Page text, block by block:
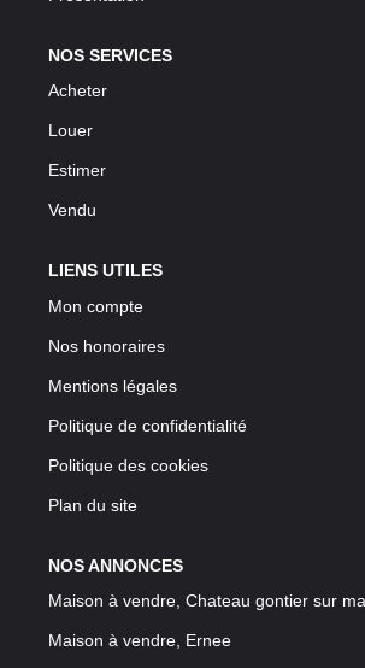
NOS SERVICES
Acheter
Louer
Estimer
Vendu
LIENS UTILES
Mon compte
Nos honoraires
Mentions légales
Politique de confidentialité
Politique des cookies
Plan du site
NOS ANNONCES
Maison à vendre, Chateau gontier sur
Maison à vendre, Ernee